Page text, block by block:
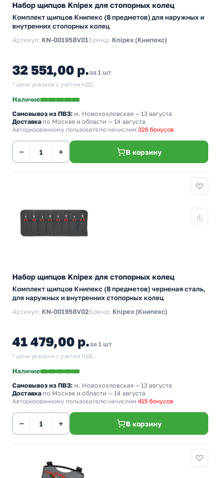
Набор щипцов Knipex для стопорных колец
Комплект щипцов Книпекс (8 предметов) для наружных и
внутренних стопорных колец
Артикул: KN-001958V01Бренд: Knipex (Книпекс)
32 551,00 р.за 1 шт
* цена указана с учетом НДС.
Наличие
Самовывоз из ПВЗ: м. Новохохловская — 13 августа
Доставка по Москве и области — 14 августа
Авторизованному пользователю начислим 326 бонусов
− + В корзину
Набор щипцов Knipex для стопорных колец
Комплект щипцов Книпекс (8 предметов) черненая сталь,
для наружных и внутренних стопорных колец
Артикул: KN-001958V02Бренд: Knipex (Книпекс)
41 479,00 р.за 1 шт
* цена указана с учетом НДС.
Наличие
Самовывоз из ПВЗ: м. Новохохловская — 13 августа
Доставка по Москве и области — 14 августа
Авторизованному пользователю начислим 415 бонусов
− + В корзину